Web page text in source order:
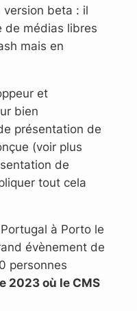
beta : il
de médias libres
mais en
et
bien
présentation de
(voir plus
de
tout cela
à Porto le
évènement de
personnes
2023 où le CMS